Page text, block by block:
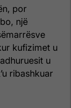
por
një
kufizimet u
u
ribashkuar